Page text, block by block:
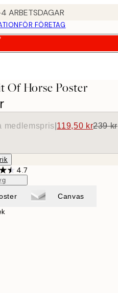
ARBETSDAGAR
FÖR FÖRETAG
Of Horse Poster
medlemspris 119,50 kr239 kr
4.7
Canvas